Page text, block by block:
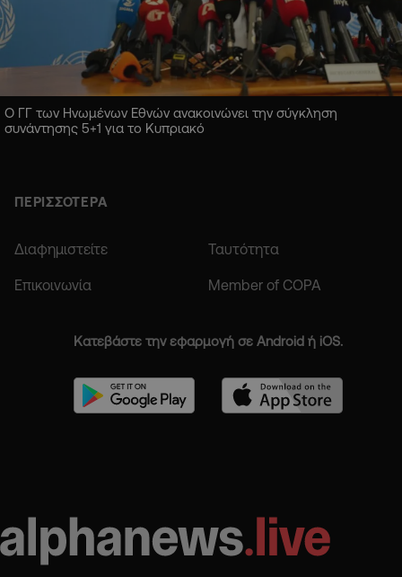
Ο ΓΓ των Ηνωμένων Εθνών ανακοινώνει την σύγκληση
συνάντησης 5+1 για το Κυπριακό
ΠΕΡΙΣΣΟΤΕΡΑ
Διαφημιστείτε Ταυτότητα
Επικοινωνία Member of COPA
Κατεβάστε την εφαρμογή σε Android ή iOS.